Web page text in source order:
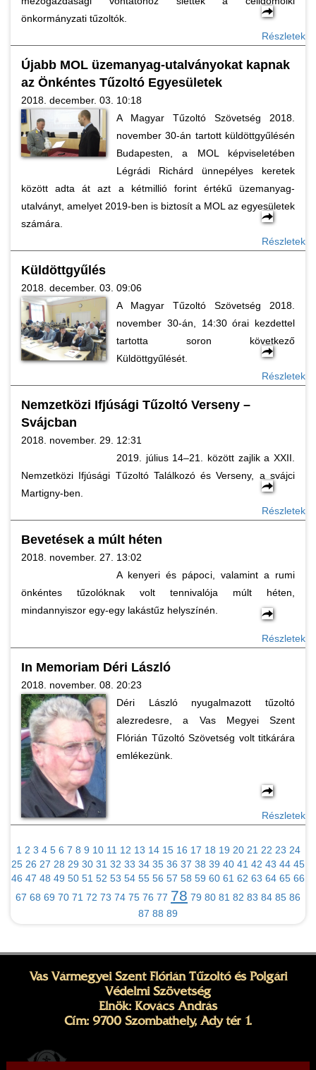
önkormányzati tűzoltók.
Részletek
Újabb MOL üzemanyag-utalványokat kapnak
az Önkéntes Tűzoltó Egyesületek
2018. december. 03. 10:18
A Magyar Tűzoltó Szövetség 2018.
november 30-án tartott küldöttgyűlésén
Budapesten, a MOL képviseletében
Légrádi Richárd ünnepélyes keretek
között adta át azt a kétmillió forint értékű üzemanyag-
utalványt, amelyet 2019-ben is biztosít a MOL az egyesületek
számára.
Részletek
Küldöttgyűlés
2018. december. 03. 09:06
A Magyar Tűzoltó Szövetség 2018.
november 30-án, 14:30 órai kezdettel
tartotta soron következő
Küldöttgyűlését.
Részletek
Nemzetközi Ifjúsági Tűzoltó Verseny –
Svájcban
2018. november. 29. 12:31
2019. július 14–21. között zajlik a XXII.
Nemzetközi Ifjúsági Tűzoltó Találkozó és Verseny, a svájci
Martigny-ben.
Részletek
Bevetések a múlt héten
2018. november. 27. 13:02
A kenyeri és pápoci, valamint a rumi
önkéntes tűzolóknak volt tennivalója múlt héten,
mindannyiszor egy-egy lakástűz helyszínén.
Részletek
In Memoriam Déri László
2018. november. 08. 20:23
Déri László nyugalmazott tűzoltó
alezredesre, a Vas Megyei Szent
Flórián Tűzoltó Szövetség volt titkárára
emlékezünk.
Részletek
1 2 3 4 5 6 7 8 9 10 11 12 13 14 15 16 17 18 19 20 21 22 23 24
25 26 27 28 29 30 31 32 33 34 35 36 37 38 39 40 41 42 43 44 45
46 47 48 49 50 51 52 53 54 55 56 57 58 59 60 61 62 63 64 65 66
67 68 69 70 71 72 73 74 75 76 77 78 79 80 81 82 83 84 85 86
87 88 89
Vas Vármegyei Szent Flórián Tűzoltó és Polgári
Védelmi Szövetség
Elnök: Kovács András
Cím: 9700 Szombathely, Ady tér 1.